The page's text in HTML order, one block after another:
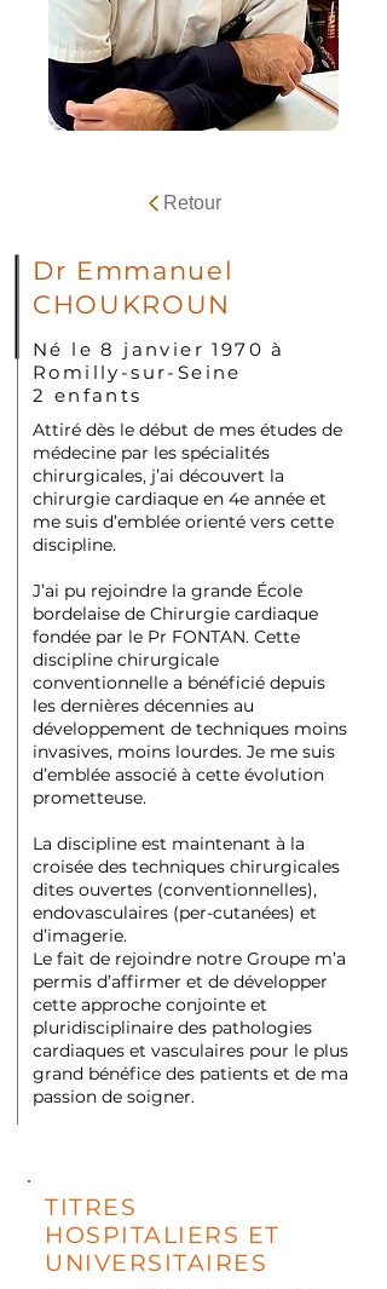
Retour
Dr Emmanuel
CHOUKROUN
Né le 8 janvier 1970 à
Romilly-sur-Seine
2 enfants
Attiré dès le début de mes études de
médecine par les spécialités
chirurgicales, j’ai découvert la
chirurgie cardiaque en 4e année et
me suis d’emblée orienté vers cette
discipline.
J’ai pu rejoindre la grande École
bordelaise de Chirurgie cardiaque
fondée par le Pr FONTAN. Cette
discipline chirurgicale
conventionnelle a bénéficié depuis
les dernières décennies au
développement de techniques moins
invasives, moins lourdes. Je me suis
d’emblée associé à cette évolution
prometteuse.
La discipline est maintenant à la
croisée des techniques chirurgicales
dites ouvertes (conventionnelles),
endovasculaires (per-cutanées) et
d’imagerie.
Le fait de rejoindre notre Groupe m’a
permis d’affirmer et de développer
cette approche conjointe et
pluridisciplinaire des pathologies
cardiaques et vasculaires pour le plus
grand bénéfice des patients et de ma
passion de soigner.
TITRES
HOSPITALIERS ET
UNIVERSITAIRES